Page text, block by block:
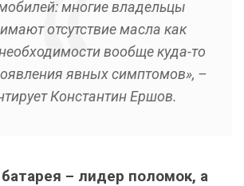
многие владельцы
отсутствие масла как
необходимости вообще куда-то
явных симптомов», –
Константин Ершов.
– лидер поломок, а